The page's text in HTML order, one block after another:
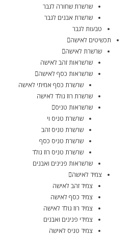
שרשרת שחורה לגבר
שרשרת אבנים לגבר
טבעות לגבר
תכשיטים לאישה
שרשרת לאישה
שרשראות זהב לאישה
שרשראות כסף לאישה
שרשרת כסף אמיתי לאישה
שרשרת רוז גולד לאישה
שרשראות טניס
שרשרת טניס וי
שרשרת טניס זהב
שרשרת טניס כסף
שרשרת טניס רוז גולד
שרשראות פנינים ואבנים
צמיד לאישה
צמיד זהב לאישה
צמיד כסף לאישה
צמיד רוז גולד לאישה
צמידי פנינים ואבנים
צמיד טניס לאישה